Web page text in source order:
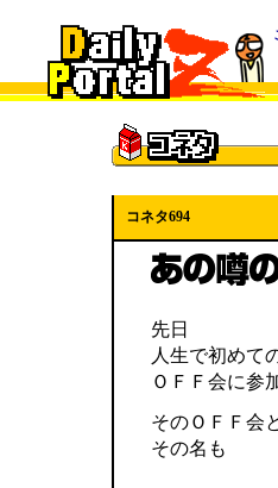
コネタ694
先日
人生で初めて
ＯＦＦ会に参
そのＯＦＦ会
その名も